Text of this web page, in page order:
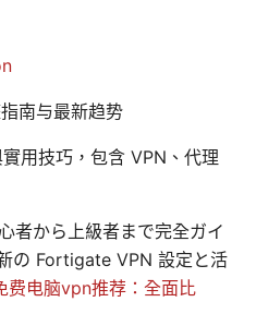
南与最新趋势
用技巧，包含 VPN、代理
者から上級者まで完全ガイ
の Fortigate VPN 設定と活
费电脑vpn推荐：全面比